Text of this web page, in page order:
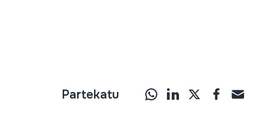
Partekatu